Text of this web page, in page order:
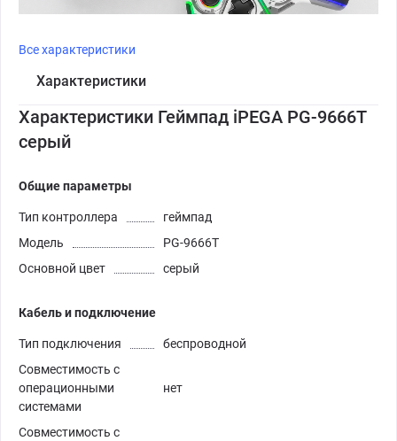
Все характеристики
Характеристики
Характеристики Геймпад iPEGA PG-9666T
серый
Общие параметры
Тип контроллера
геймпад
Модель
PG-9666T
Основной цвет
серый
Кабель и подключение
Тип подключения
беспроводной
Совместимость с
операционными
системами
нет
Совместимость с